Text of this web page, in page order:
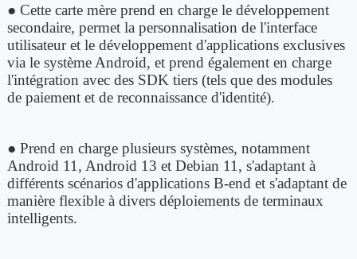
● Cette carte mère prend en charge le développement
secondaire, permet la personnalisation de l'interface
utilisateur et le développement d'applications exclusives
via le système Android, et prend également en charge
l'intégration avec des SDK tiers (tels que des modules
de paiement et de reconnaissance d'identité).
● Prend en charge plusieurs systèmes, notamment
Android 11, Android 13 et Debian 11, s'adaptant à
différents scénarios d'applications B-end et s'adaptant de
manière flexible à divers déploiements de terminaux
intelligents.